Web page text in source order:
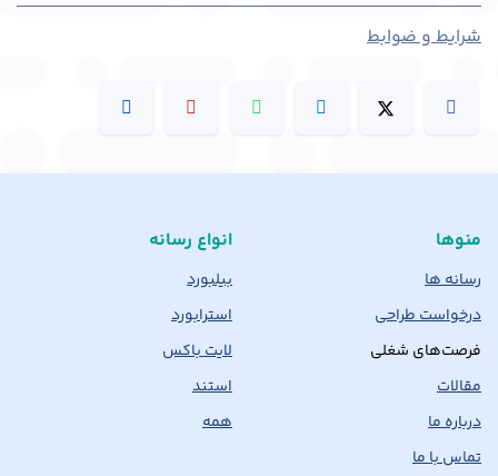
شرایط و ضوابط
منوها
رسانه ها
درخواست طراحی
فرصت‌های شغلی
مقالات
درباره ما
تماس با ما
انواع رسانه
بیلبورد
استرابورد
لایت باکس
استند
همه